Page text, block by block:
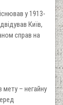
у 1913-
Київ,
справ на
мету – негайну